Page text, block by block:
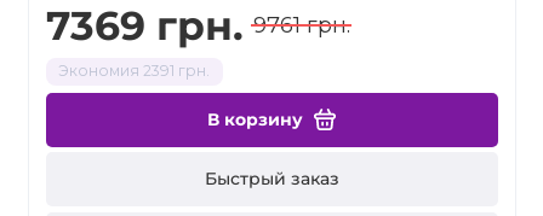
7369 грн. 9761 грн.
Экономия 2391 грн.
В корзину
Быстрый заказ